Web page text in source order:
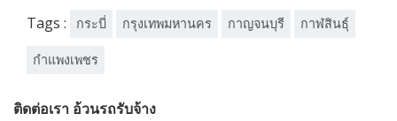
Tags : กระบี่ กรุงเทพมหานคร กาญจนบุรี กาฬสินธุ์
กำแพงเพชร
ติดต่อเรา อ้วนรถรับจ้าง